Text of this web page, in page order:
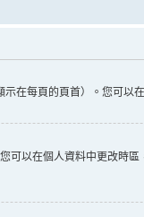
在每頁的頁首）。您可以
以在個人資料中更改時